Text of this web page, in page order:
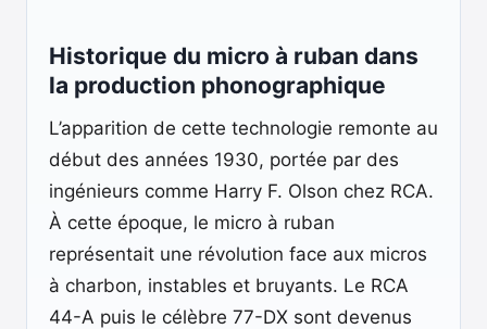
Historique du micro à ruban dans
la production phonographique
L’apparition de cette technologie remonte au
début des années 1930, portée par des
ingénieurs comme Harry F. Olson chez RCA.
À cette époque, le micro à ruban
représentait une révolution face aux micros
à charbon, instables et bruyants. Le RCA
44-A puis le célèbre 77-DX sont devenus